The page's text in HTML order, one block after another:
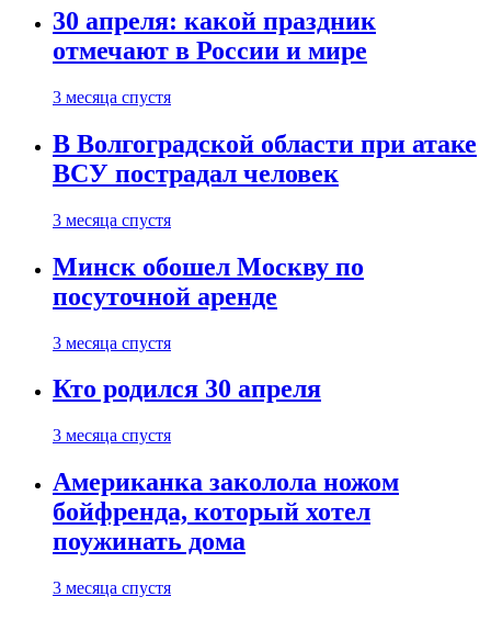
30 апреля: какой праздник
отмечают в России и мире
3 месяца спустя
В Волгоградской области при атаке
ВСУ пострадал человек
3 месяца спустя
Минск обошел Москву по
посуточной аренде
3 месяца спустя
Кто родился 30 апреля
3 месяца спустя
Американка заколола ножом
бойфренда, который хотел
поужинать дома
3 месяца спустя